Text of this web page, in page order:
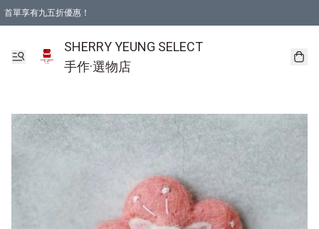
首單享有九五折優惠！
SHERRY YEUNG SELECT
手作·選物店